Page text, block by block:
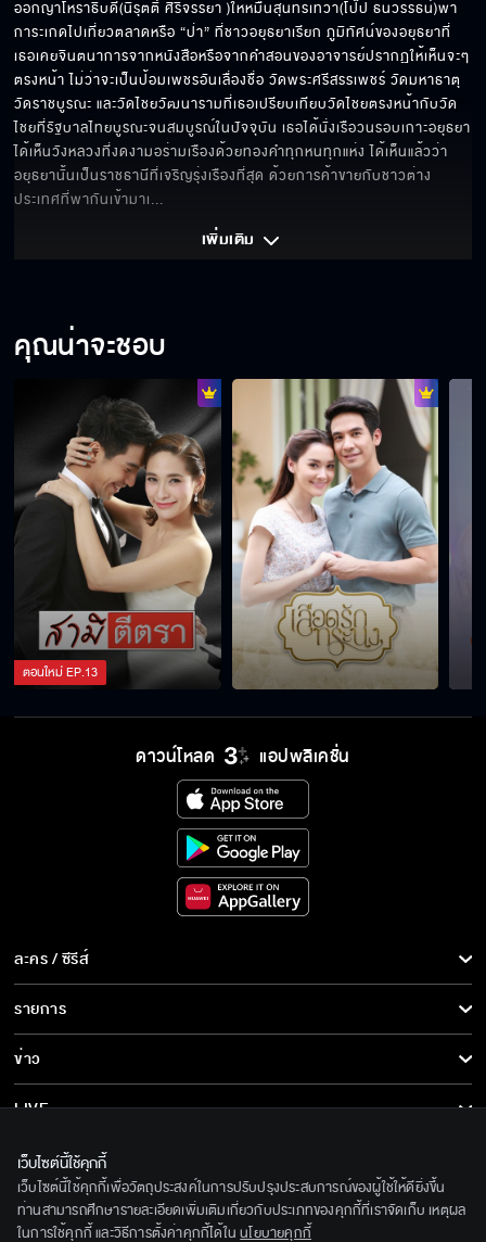
ออกญาโหราธิบดี(นิรุตติ์ ศิริจรรยา )ให้หมื่นสุนทรเทวา(โป๊ป ธนวรรธน์)พา
การะเกดไปเที่ยวตลาดหรือ “ป่า” ที่ชาวอยุธยาเรียก ภูมิทัศน์ของอยุธยาที่
เธอเคยจินตนาการจากหนังสือหรือจากคำสอนของอาจารย์ปรากฏให้เห็นจะๆ
ตรงหน้า ไม่ว่าจะเป็นป้อมเพชรอันเลื่องชื่อ วัดพระศรีสรรเพชร์ วัดมหาธาตุ
วัดราชบูรณะ และวัดไชยวัฒนารามที่เธอเปรียบเทียบวัดไชยตรงหน้ากับวัด
ไชยที่รัฐบาลไทยบูรณะจนสมบูรณ์ในปัจจุบัน เธอได้นั่งเรือวนรอบเกาะอยุธยา
ได้เห็นวังหลวงที่งดงามอร่ามเรืองด้วยทองคำทุกหนทุกแห่ง ได้เห็นแล้วว่า
อยุธยานั้นเป็นราชธานีที่เจริญรุ่งเรืองที่สุด ด้วยการค้าขายกับชาวต่าง
ประเทศที่พากันเข้ามาเ...
เพิ่มเติม
คุณน่าจะชอบ
ตอนใหม่EP.13
ดาวน์โหลด แอปพลิเคชั่น
ละคร / ซีรีส์
ละคร/ซีรีส์
ซีรีส์นานาชาติ
การ์ตูน & เกม
รายการ
รายการทั้งหมด
ข่าว
ข่าวทั้งหมด
ข่าวประชาสัมพันธ์
LIVE
เกี่ยวกับเรา
BEC World
รู้จักเรา
ติดตามเราได้ที่
เว็บไซต์นี้ใช้คุกกี้
เว็บไซต์นี้ใช้คุกกี้เพื่อวัตถุประสงค์ในการปรับปรุงประสบการณ์ของผู้ใช้ให้ดียิ่งขึ้น
ท่านสามารถศึกษารายละเอียดเพิ่มเติมเกี่ยวกับประเภทของคุกกี้ที่เราจัดเก็บ เหตุผล
ในการใช้คุกกี้ และวิธีการตั้งค่าคุกกี้ได้ใน นโยบายคุกกี้